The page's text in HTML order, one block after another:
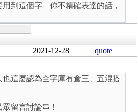
到這個字，你不精確表達的話，
2021-12-28 quote
這麼認為全字庫有倉三、五混搭
留言討論串！